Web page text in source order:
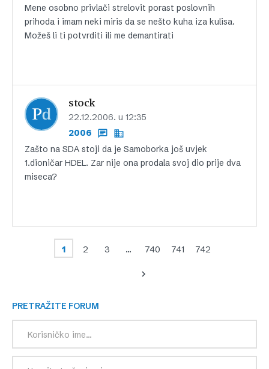
Mene osobno privlači strelovit porast poslovnih
prihoda i imam neki miris da se nešto kuha iza kulisa.
Možeš li ti potvrditi ili me demantirati
stock
22.12.2006. u 12:35
2006
Zašto na SDA stoji da je Samoborka još uvjek
1.dioničar HDEL. Zar nije ona prodala svoj dio prije dva
miseca?
1 2 3 … 740 741 742
PRETRAŽITE FORUM